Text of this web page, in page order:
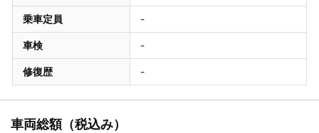
乗車定員 -
車検 -
修復歴 -
車両総額（税込み）